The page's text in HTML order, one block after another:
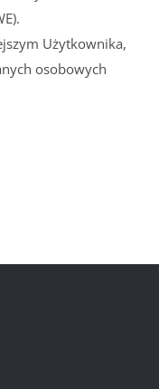
Użytkownika,
osobowych